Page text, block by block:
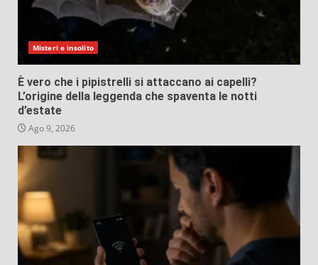
Misteri e insolito
È vero che i pipistrelli si attaccano ai capelli?
L’origine della leggenda che spaventa le notti
d’estate
Ago 9, 2026